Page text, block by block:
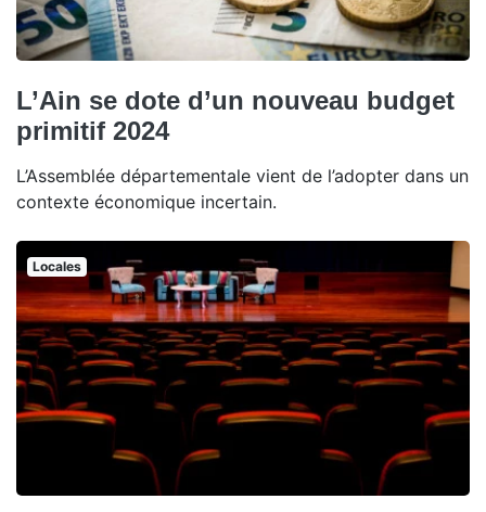
L’Ain se dote d’un nouveau budget
primitif 2024
L’Assemblée départementale vient de l’adopter dans un
contexte économique incertain.
Locales